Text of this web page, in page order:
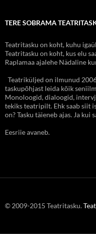
TERE SOBRAMA
Teatritasku on koht, kuhu
Teatritasku on koht, kus elu
Raplamaa ajalehe Nädaline
Teatriküljed on ilmunud
taskupõhjast leida kõik
Monoloogid, dialoogid,
tekiks teatripilt. Ehk saab siit
on? Tasku täieneb ajas. Ja
Eesriie avaneb.
© 2009-2015 Teatritasku.